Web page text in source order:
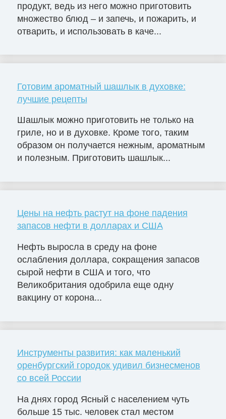
продукт, ведь из него можно приготовить
множество блюд – и запечь, и пожарить, и
отварить, и использовать в каче...
Готовим ароматный шашлык в духовке:
лучшие рецепты
Шашлык можно приготовить не только на
гриле, но и в духовке. Кроме того, таким
образом он получается нежным, ароматным
и полезным. Приготовить шашлык...
Цены на нефть растут на фоне падения
запасов нефти в долларах и США
Нефть выросла в среду на фоне
ослабления доллара, сокращения запасов
сырой нефти в США и того, что
Великобритания одобрила еще одну
вакцину от корона...
Инструменты развития: как маленький
оренбургский городок удивил бизнесменов
со всей России
На днях город Ясный с населением чуть
больше 15 тыс. человек стал местом